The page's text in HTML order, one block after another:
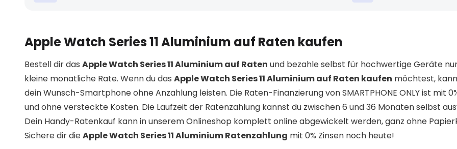
Apple Watch Series 11 Aluminium auf Raten kaufen
Bestell dir das Apple Watch Series 11 Aluminium auf Raten und bezahle selbst für hochwertige Geräte
kleine monatliche Rate. Wenn du das Apple Watch Series 11 Aluminium auf Raten kaufen möchtest,
dein Wunsch-Smartphone ohne Anzahlung leisten. Die Raten-Finanzierung von SMARTPHONE ONLY ist mit
und ohne versteckte Kosten. Die Laufzeit der Ratenzahlung kannst du zwischen 6 und 36 Monaten selbst
Dein Handy-Ratenkauf kann in unserem Onlineshop komplett online abgewickelt werden, ganz ohne
Sichere dir dieApple Watch Series 11 Aluminium Ratenzahlung mit 0% Zinsen noch heute!